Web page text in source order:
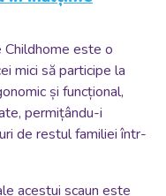
Childhome este o
mici să participe la
și funcțional,
permițându-i
de restul familiei într-
acestui scaun este